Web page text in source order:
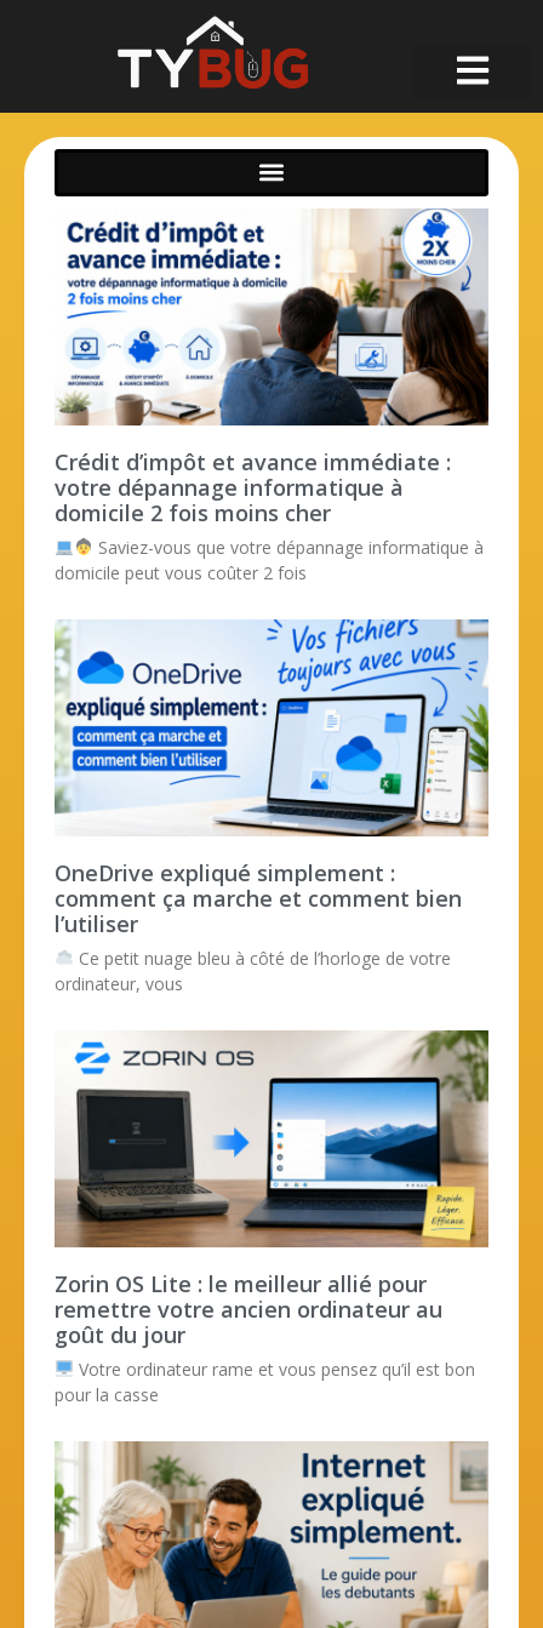
Crédit d’impôt et avance immédiate :
votre dépannage informatique à
domicile 2 fois moins cher
Saviez-vous que votre dépannage informatique à
domicile peut vous coûter 2 fois
OneDrive expliqué simplement :
comment ça marche et comment bien
l’utiliser
Ce petit nuage bleu à côté de l’horloge de votre
ordinateur, vous
Zorin OS Lite : le meilleur allié pour
remettre votre ancien ordinateur au
goût du jour
Votre ordinateur rame et vous pensez qu’il est bon
pour la casse